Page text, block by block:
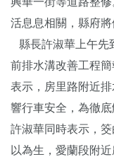
活息息相關，縣府將
縣長許淑華上午先
前排水溝改善工程
表示，房里路附近
響行車安全，為徹底
許淑華同時表示，
以為生，愛蘭段附